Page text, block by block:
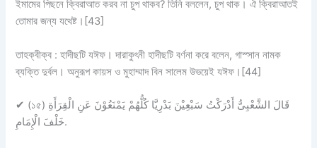
ইমামের পিছনে ক্বিরাআত করব না চুপ থাকব? তিনি বললেন, চুপ থাক। ঐ ক্বিরাআতই
তোমার জন্য যথেষ্ট।[43]
তাহক্বীক্ব : হাদীছটিযঈফ । দারাকুৎনী হাদীছটি বর্ণনা করে বলেন, গাস্সান নামক
ব্যক্তি দুর্বল। অনুরূপ কায়স ও মুহাম্মাদ বিন সালেম উভয়েই যঈফ।[44]
✔ (১৫) قَالَ الشَّعْبِىُّ أَدْرَكْتُ سَبْعِيْنَ بَدْرِيَّا كُلُّهُمْ يَمْنَعُوْنَ عَنِ الْقِرَأَةِ
خَلْفَ الْإِمَامِ.